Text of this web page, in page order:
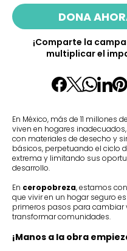
DONA
¡Comparte la
multiplicar el
En México, más de 11 millones
viven en hogares
con materiales de desecho y
básicos, perpetuando el ciclo
extrema y limitando sus
desarrollo.
En ceropobreza, estamos
que vivir en un hogar seguro
primeros pasos para cambiar
transformar comunidades.
¡Manos a la obra